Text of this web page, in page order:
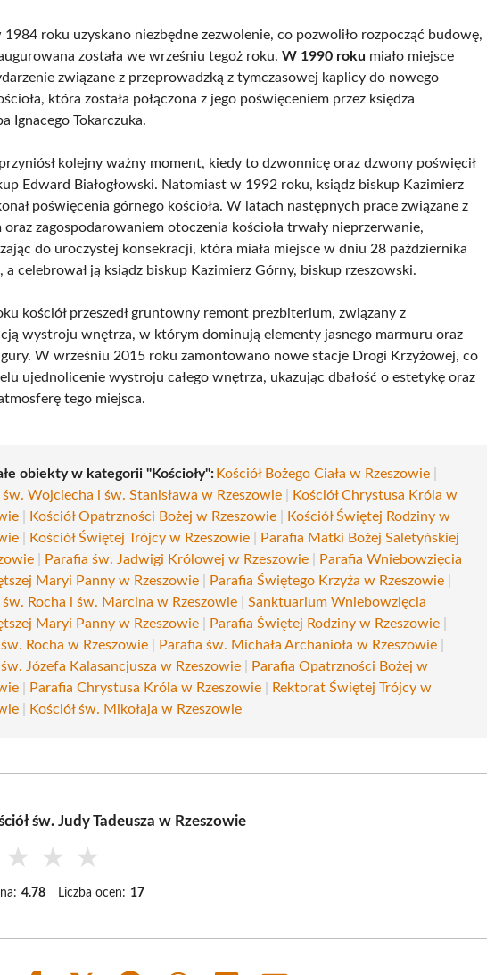
roku uzyskano niezbędne zezwolenie, co pozwoliło rozpocząć budowę,
została we wrześniu tegoż roku.W 1990 roku miało miejsce
związane z przeprowadzką z tymczasowej kaplicy do nowego
która została połączona z jego poświęceniem przez księdza
Ignacego Tokarczuka.
kolejny ważny moment, kiedy to dzwonnicę oraz dzwony poświęcił
Edward Białogłowski. Natomiast w 1992 roku, ksiądz biskup Kazimierz
poświęcenia górnego kościoła. W latach następnych prace związane z
zagospodarowaniem otoczenia kościoła trwały nieprzerwanie,
do uroczystej konsekracji, która miała miejsce w dniu 28 października
a celebrował ją ksiądz biskup Kazimierz Górny, biskup rzeszowski.
kościół przeszedł gruntowny remont prezbiterium, związany z
wystroju wnętrza, w którym dominują elementy jasnego marmuru oraz
W wrześniu 2015 roku zamontowano nowe stacje Drogi Krzyżowej, co
ujednolicenie wystroju całego wnętrza, ukazując dbałość o estetykę oraz
tego miejsca.
obiekty w kategorii "Kościoły":Kościół Bożego Ciała w Rzeszowie
św. Wojciecha i św. Stanisława w Rzeszowie
Kościół Chrystusa Króla w
Kościół Opatrzności Bożej w Rzeszowie
Kościół Świętej Rodziny w
Kościół Świętej Trójcy w Rzeszowie
Parafia Matki Bożej Saletyńskiej
Parafia św. Jadwigi Królowej w Rzeszowie
Parafia Wniebowzięcia
Maryi Panny w Rzeszowie
Parafia Świętego Krzyża w Rzeszowie
św. Rocha i św. Marcina w Rzeszowie |Sanktuarium Wniebowzięcia
Maryi Panny w Rzeszowie
Parafia Świętej Rodziny w Rzeszowie
Rocha w Rzeszowie
Parafia św. Michała Archanioła w Rzeszowie
Józefa Kalasancjusza w Rzeszowie
Parafia Opatrzności Bożej w
Parafia Chrystusa Króla w Rzeszowie
Rektorat Świętej Trójcy w
Kościół św. Mikołaja w Rzeszowie
św. Judy Tadeusza w Rzeszowie
★ ★ ★
4.78 Liczba ocen: 17